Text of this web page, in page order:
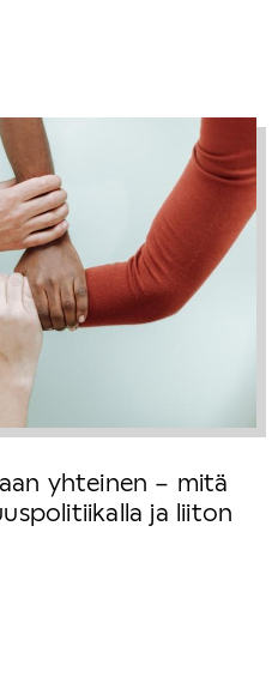
yhteinen – mitä
ja liiton